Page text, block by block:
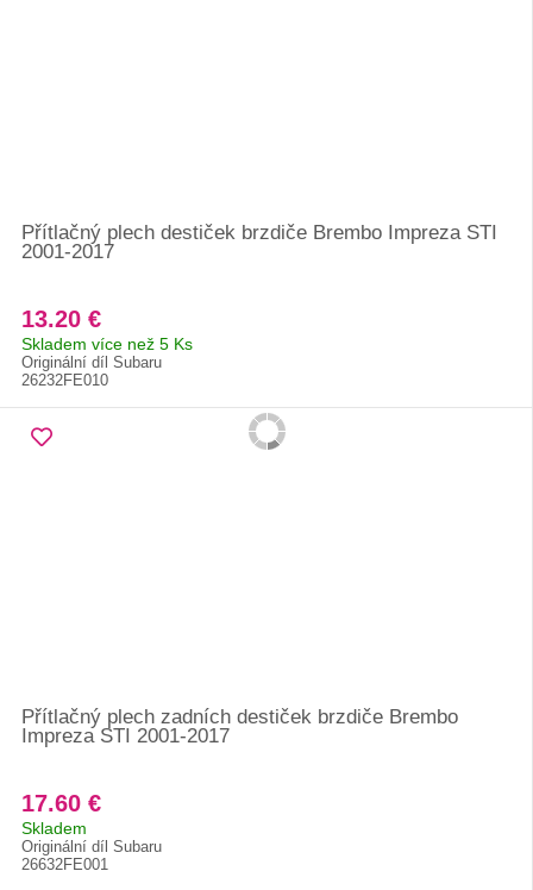
Přítlačný plech destiček brzdiče Brembo Impreza STI
2001-2017
13.20 €
Skladem více než 5 Ks
Originální díl Subaru
26232FE010
Přítlačný plech zadních destiček brzdiče Brembo
Impreza STI 2001-2017
17.60 €
Skladem
Originální díl Subaru
26632FE001